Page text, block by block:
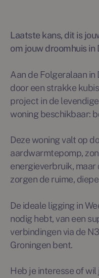
Laatste kans, dit is
om jouw droomhuis
Aan de Folgeralaan
door een strakke
project in de
woning beschikbaar:
Deze woning valt op
aardwarmtepomp,
energieverbruik, maar
zorgen de ruime,
De ideale ligging in
nodig hebt, van een
verbindingen via de
Groningen bent.
Heb je interesse of